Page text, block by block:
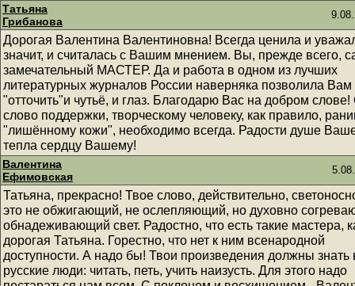
Татьяна
Грибанова
Дорогая Валентина Валентиновна! Всегда ценила и
значит, и считалась с Вашим мнением. Вы, прежде всего,
замечательный МАСТЕР. Да и работа в одном из лучших
литературных журналов России наверняка позволила Вам
"отточить"и чутьё, и глаз. Благодарю Вас на добром
слово поддержки, творческому человеку, как правило,
"лишённому кожи", необходимо всегда. Радости душе
тепла сердцу Вашему!
Валентина
Ефимовская
Татьяна, прекрасно! Твое слово, действительно,
это не обжигающий, не ослепляющий, но духовно
обнадеживающий свет. Радостно, что есть такие мастера,
дорогая Татьяна. Горестно, что нет к ним всенародной
доступности. А надо бы! Твои произведения должны знать
русские люди: читать, петь, учить наизусть. Для этого надо